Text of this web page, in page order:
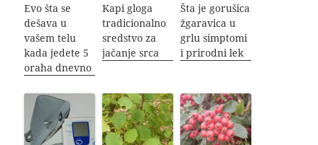
Evo šta se
dešava u
vašem telu
kada jedete 5
oraha dnevno
Kapi gloga
tradicionalno
sredstvo za
jačanje srca
Šta je gorušica
žgaravica u
grlu simptomi
i prirodni lek